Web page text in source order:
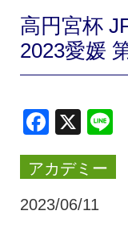
試合日程・
スクール
高円宮杯
2023愛媛
X
アカデミー
2023/06/11